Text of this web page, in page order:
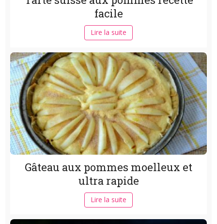
facile
Lire la suite
Gâteau aux pommes moelleux et
ultra rapide
Lire la suite